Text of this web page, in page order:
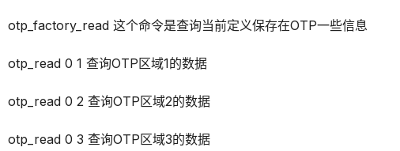
otp_factory_read 这个命令是查询当前定义保存在OTP一些信息
otp_read 0 1 查询OTP区域1的数据
otp_read 0 2 查询OTP区域2的数据
otp_read 0 3 查询OTP区域3的数据